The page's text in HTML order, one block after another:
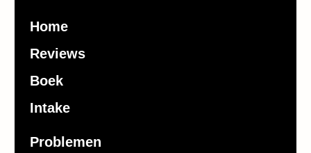
Home
Reviews
Boek
Intake
Problemen